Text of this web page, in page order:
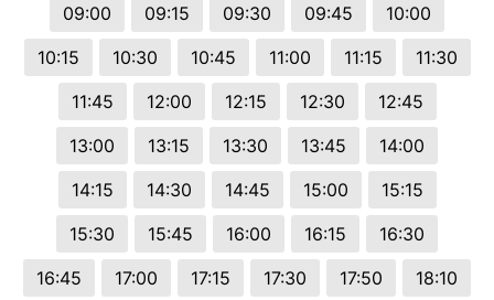
09:00
09:15 09:30 09:45
10:00
10:15
10:30 10:45 11:00 11:15
11:30
11:45
12:00 12:15 12:30
12:45
13:00
13:15 13:30 13:45
14:00
14:15
14:30 14:45 15:00
15:15
15:30
15:45 16:00 16:15
16:30
16:45
17:00 17:15 17:30 17:50 18:10